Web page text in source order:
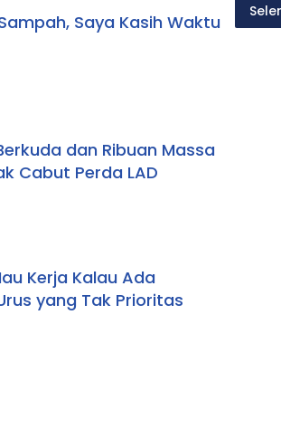
Saya Kasih Waktu
dan Ribuan Massa
Cabut Perda LAD
Kerja Kalau Ada
yang Tak Prioritas